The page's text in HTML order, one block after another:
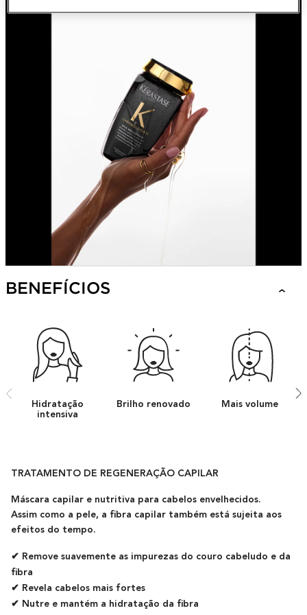
BENEFÍCIOS
Hidratação
intensiva
Brilho renovado Mais volume
TRATAMENTO DE REGENERAÇÃO CAPILAR
Máscara capilar e nutritiva para cabelos envelhecidos.
Assim como a pele, a fibra capilar também está sujeita aos
efeitos do tempo.
✔ Remove suavemente as impurezas do couro cabeludo e da
fibra
✔ Revela cabelos mais fortes
✔ Nutre e mantém a hidratação da fibra